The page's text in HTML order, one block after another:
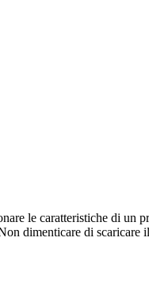
le caratteristiche di un
dimenticare di